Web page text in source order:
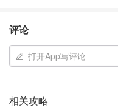
评论
打开App写评论
相关攻略